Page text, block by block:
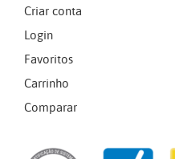
Criar conta
Login
Favoritos
Carrinho
Comparar